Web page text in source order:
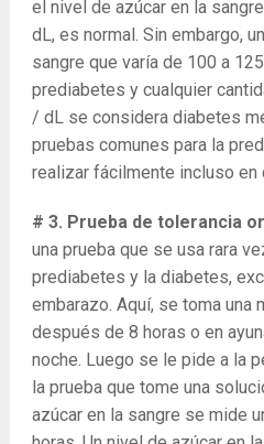
el nivel de azúcar en la
dL, es normal. Sin embargo,
sangre que varía de 100 a
prediabetes y cualquier
/ dL se considera diabetes
pruebas comunes para la
realizar fácilmente incluso en
# 3. Prueba de tolerancia
una prueba que se usa rara
prediabetes y la diabetes,
embarazo. Aquí, se toma una
después de 8 horas o en
noche. Luego se le pide a la
la prueba que tome una
azúcar en la sangre se mide